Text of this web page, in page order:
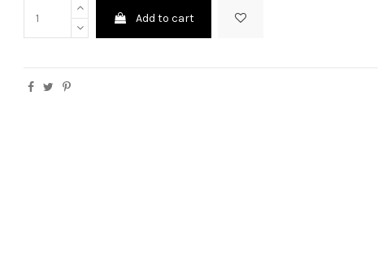
Add to cart